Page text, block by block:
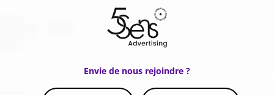
Envie de nous rejoindre ?